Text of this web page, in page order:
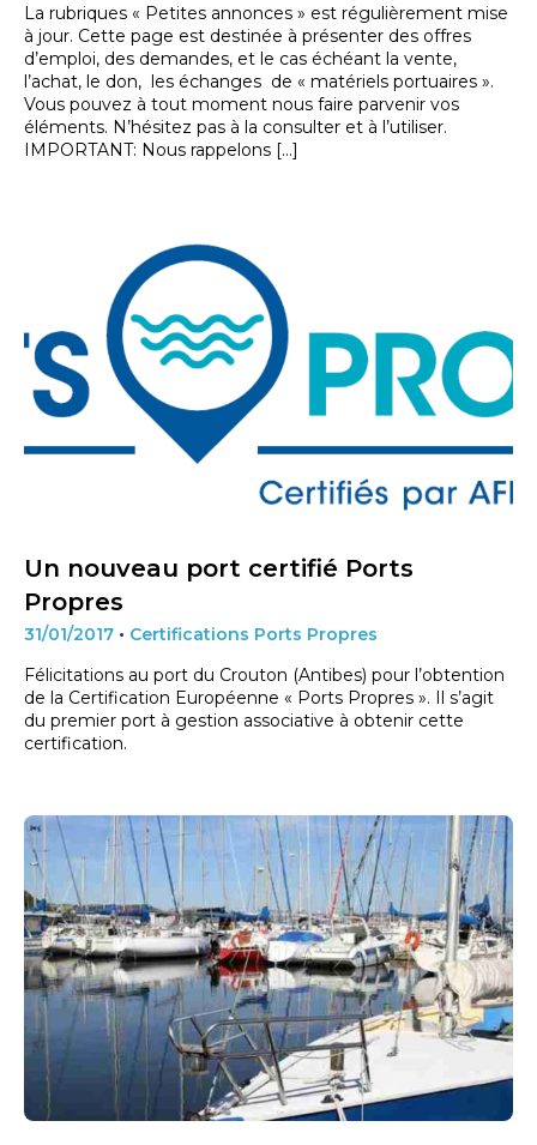
La rubriques « Petites annonces » est régulièrement mise
à jour. Cette page est destinée à présenter des offres
d’emploi, des demandes, et le cas échéant la vente,
l’achat, le don, les échanges de « matériels portuaires ».
Vous pouvez à tout moment nous faire parvenir vos
éléments. N’hésitez pas à la consulter et à l’utiliser.
IMPORTANT: Nous rappelons […]
Un nouveau port certifié Ports
Propres
31/01/2017 • Certifications Ports Propres
Félicitations au port du Crouton (Antibes) pour l’obtention
de la Certification Européenne « Ports Propres ». Il s’agit
du premier port à gestion associative à obtenir cette
certification.